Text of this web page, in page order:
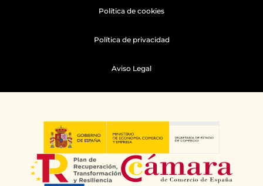
Política de cookies
Política de privacidad
Aviso Legal